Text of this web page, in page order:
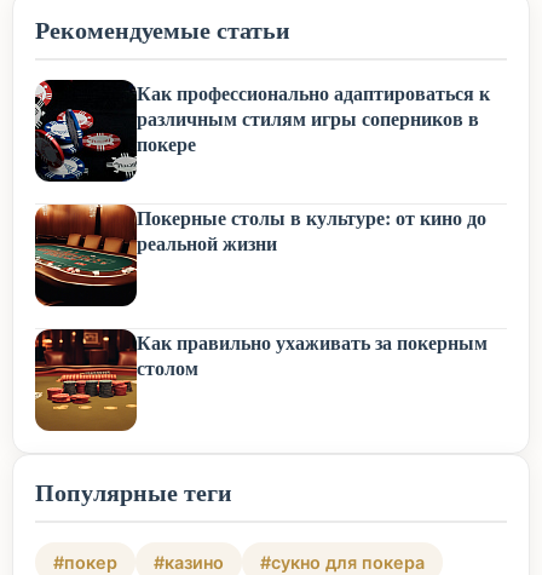
Рекомендуемые статьи
Как профессионально адаптироваться к
различным стилям игры соперников в
покере
Покерные столы в культуре: от кино до
реальной жизни
Как правильно ухаживать за покерным
столом
Популярные теги
#покер #казино
#сукно для покера